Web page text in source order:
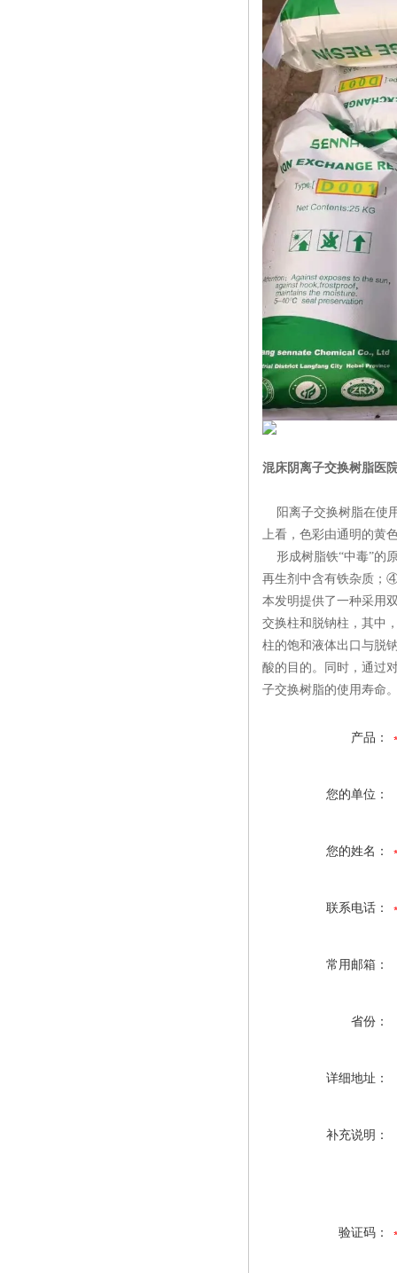
混床阴离子交换树脂医
阳离子交换树脂在使
上看，色彩由通明的黄
形成树脂铁“中毒”的
再生剂中含有铁杂质；
本发明提供了一种采用
交换柱和脱钠柱，其中
柱的饱和液体出口与脱
酸的目的。同时，通过
子交换树脂的使用寿命
产品：
您的单位：
您的姓名：
联系电话：
常用邮箱：
省份：
详细地址：
补充说明：
验证码：